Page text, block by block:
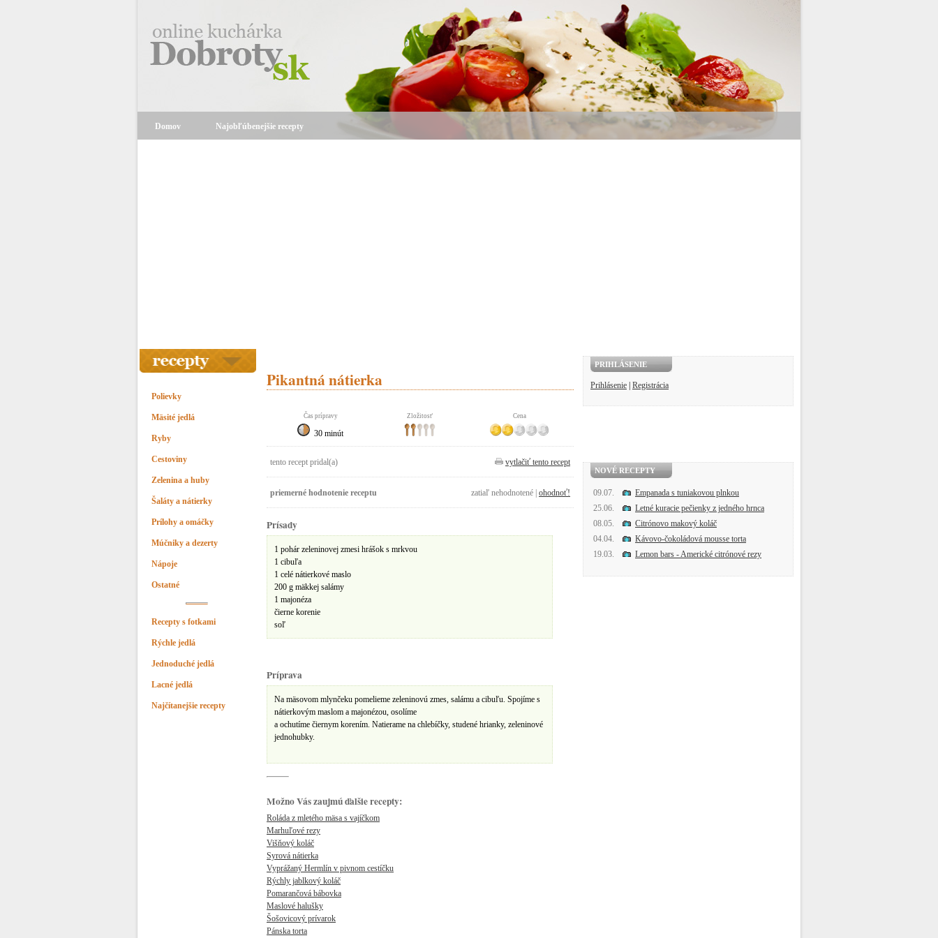
Domov Najobľúbenejšie recepty
Polievky
Mäsité jedlá
Ryby
Cestoviny
Zelenina a huby
Šaláty a nátierky
Prílohy a omáčky
Múčniky a dezerty
Nápoje
Ostatné
Recepty s fotkami
Rýchle jedlá
Jednoduché jedlá
Lacné jedlá
Najčítanejšie recepty
Pikantná nátierka
Čas prípravy Zložitosť Cena
30 minút
tento recept pridal(a) vytlačiť tento recept
priemerné hodnotenie receptu zatiaľ nehodnotené | ohodnoť!
Prísady
1 pohár zeleninovej zmesi hrášok s mrkvou
1 cibuľa
1 celé nátierkové maslo
200 g mäkkej salámy
1 majonéza
čierne korenie
soľ
Príprava
Na mäsovom mlynčeku pomelieme zeleninovú zmes, salámu a cibuľu. Spojíme s
nátierkovým maslom a majonézou, osolíme
a ochutíme čiernym korením. Natierame na chlebíčky, studené hrianky, zeleninové
jednohubky.
Možno Vás zaujmú ďalšie recepty:
Roláda z mletého mäsa s vajíčkom
Marhuľové rezy
Višňový koláč
Syrová nátierka
Vyprážaný Hermlín v pivnom cestíčku
Rýchly jablkový koláč
Pomarančová bábovka
Maslové halušky
Šošovicový prívarok
Pánska torta
PRIHLÁSENIE
Prihlásenie Registrácia
NOVÉ RECEPTY
09.07.
Empanada s tuniakovou plnkou
25.06.
Letné kuracie pečienky z jedného hrnca
08.05.
Citrónovo makový koláč
04.04.
Kávovo-čokoládová mousse torta
19.03.
Lemon bars - Americké citrónové rezy